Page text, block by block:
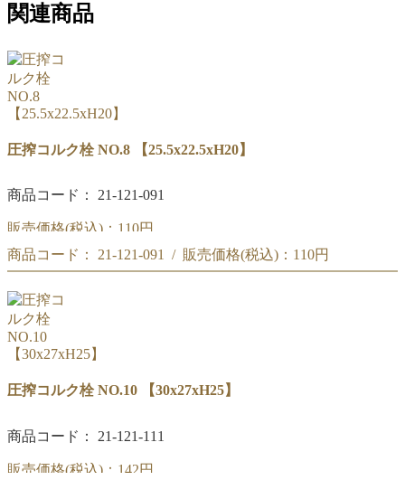
関連商品
圧搾コルク栓 NO.8 【25.5x22.5xH20】
商品コード： 21-121-091
販売価格(税込)： 110円
圧搾コルク栓 NO.8 【25.5x22.5xH20】
商品コード： 21-121-091 / 販売価格(税込)： 110円
圧搾コルク栓 NO.8 【25.5x22.5xH20】
圧搾コルク栓 NO.10 【30x27xH25】
商品コード： 21-121-111
販売価格(税込)： 142円